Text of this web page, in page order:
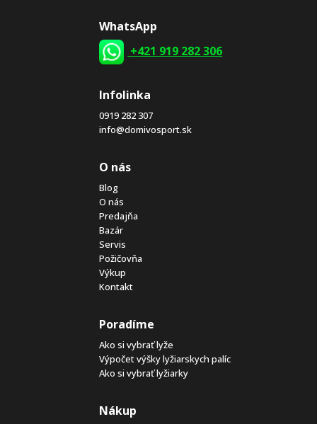
WhatsApp
+421 919 282 306
Infolinka
0919 282 307
info@domivosport.sk
O nás
Blog
O nás
Predajňa
Bazár
Servis
Požičovňa
Výkup
Kontakt
Poradíme
Ako si vybrať lyže
Výpočet výšky lyžiarskych palíc
Ako si vybrať lyžiarky
Nákup